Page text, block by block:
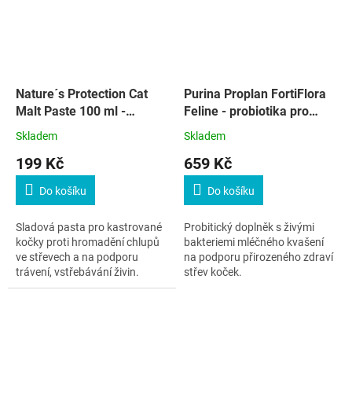
Nature´s Protection Cat
Malt Paste 100 ml -
sladová pasta pro
Skladem
199 Kč
Do košíku
Sladová pasta pro kastrované
kočky proti hromadění chlupů
ve střevech a na podporu
trávení, vstřebávání živin.
Purina Proplan FortiFlora
Feline - probiotika pro
kočky
Skladem
659 Kč
Do košíku
Probitický doplněk s živými
bakteriemi mléčného kvašení
na podporu přirozeného zdraví
střev koček.